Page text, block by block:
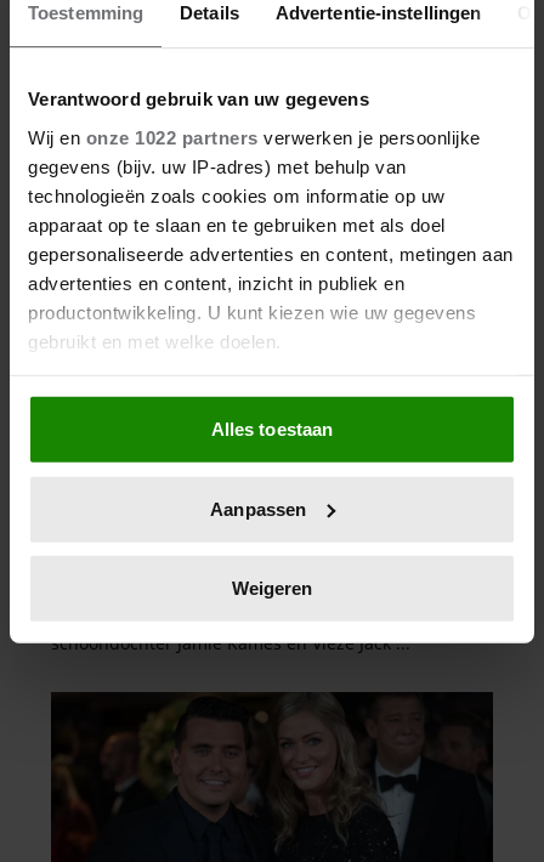
Toestemming Details Advertentie-instellingen
Verantwoord gebruik van uw gegevens
Wij en onze 1022 partners verwerken je persoonlijke
gegevens (bijv. uw IP-adres) met behulp van
technologieën zoals cookies om informatie op uw
apparaat op te slaan en te gebruiken met als doel
gepersonaliseerde advertenties en content, metingen aan
advertenties en content, inzicht in publiek en
productontwikkeling. U kunt kiezen wie uw gegevens
gebruikt en met welke doelen.
Als u het toestaat, willen we ook graag:
Informatie verzamelen over uw geografische
locatie, die tot een paar meter nauwkeurig kan zijn
scannen op specifieke eigenschappen (fingerprinting)
verwerkt en stel uw voorkeuren in het
intrekken in de Cookieverklaring.
We gebruiken cookies om content en advertenties te
personaliseren, om functies voor social media te bieden
en om ons websiteverkeer te analyseren. Ook delen we
informatie over uw gebruik van onze site met onze
partners voor social media, adverteren en analyse. Deze
partners kunnen deze gegevens combineren met andere
Alles toestaan
Aanpassen
Weigeren
06/08/2026
EARTH & FIRE-ZANGERES JERNEY